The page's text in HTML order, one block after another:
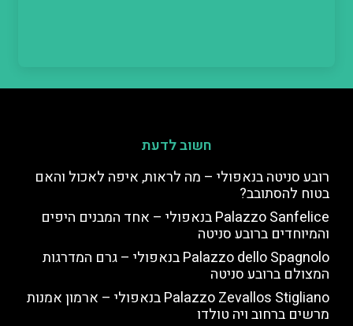
חשוב לדעת
רובע סניטה בנאפולי – מה לראות, איפה לאכול והאם
בטוח להסתובב?
Palazzo Sanfelice בנאפולי – אחד המבנים היפים
והמיוחדים ברובע סניטה
Palazzo dello Spagnolo בנאפולי – גרם המדרגות
המצולם ברובע סניטה
Palazzo Zevallos Stigliano בנאפולי – ארמון אמנות
מרשים ברחוב ויה טולדו